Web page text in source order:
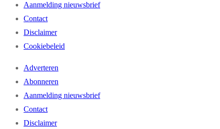
Aanmelding nieuwsbrief
Contact
Disclaimer
Cookiebeleid
Adverteren
Abonneren
Aanmelding nieuwsbrief
Contact
Disclaimer